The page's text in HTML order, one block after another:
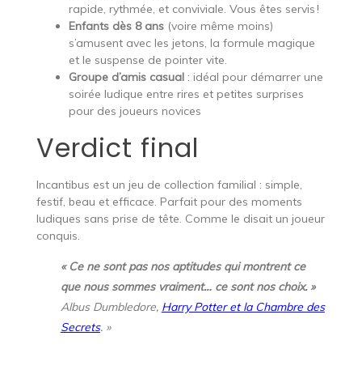
rapide, rythmée, et conviviale. Vous êtes servis !
Enfants dès 8 ans(voire même moins)
s’amusent avec les jetons, la formule magique
et le suspense de pointer vite.
Groupe d’amis casual: idéal pour démarrer une
soirée ludique entre rires et petites surprises
pour des joueurs novices
Verdict final
Incantibus est un jeu de collection familial : simple,
festif, beau et efficace. Parfait pour des moments
ludiques sans prise de tête. Comme le disait un joueur
conquis.
« Ce ne sont pas nos aptitudes qui montrent ce
que nous sommes vraiment… ce sont nos choix. »
Albus Dumbledore, Harry Potter et la Chambre des
Secrets. »